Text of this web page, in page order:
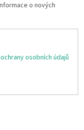
o nových
osobních údajů